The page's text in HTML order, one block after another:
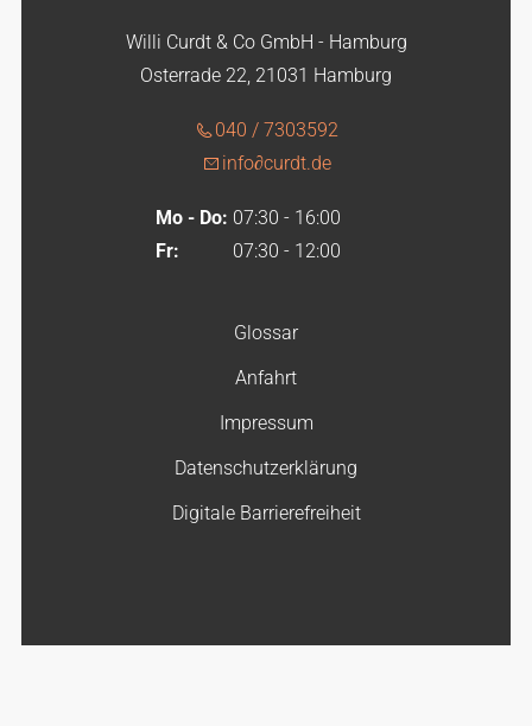
Willi Curdt & Co GmbH - Hamburg
Osterrade 22, 21031 Hamburg
040 / 7303592
info∂curdt.de
Mo - Do: 07:30 - 16:00
Fr:
07:30 - 12:00
Glossar
Anfahrt
Impressum
Datenschutzerklärung
Digitale Barrierefreiheit